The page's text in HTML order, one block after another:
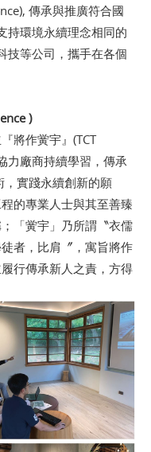
傳承與推廣符合國
持環境永續理念相同的
技等公司，攜手在各個
)
將作黉宇』(TCT
力廠商持續學習，傳承
實踐永續創新的願
的專業人士與其至善臻
「黉宇」乃所謂〝衣儒
者，比肩〞，寓旨將作
行傳承新人之責，方得